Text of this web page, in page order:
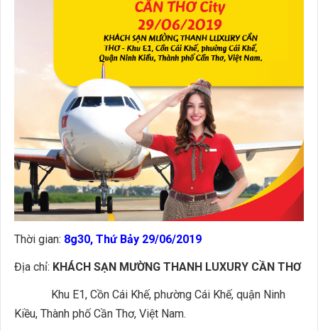
Thời gian: 8g30, Thứ Bảy 29/06/2019
Địa chỉ: KHÁCH SẠN MƯỜNG THANH LUXURY CẦN THƠ
Khu E1, Cồn Cái Khế, phường Cái Khế, quận Ninh
Kiều, Thành phố Cần Thơ, Việt Nam.